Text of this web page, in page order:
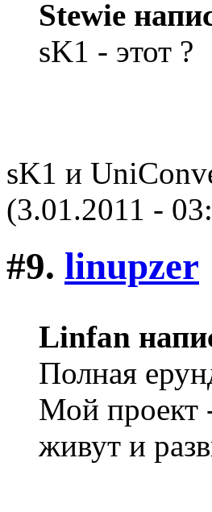
Stewie
sK1 - этот ?
sK1 и
(3.01.2011 -
#9. linupzer
Linfan
Полная
Мой проект
живут и